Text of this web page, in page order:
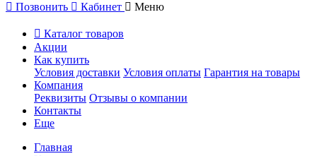
Позвонить
Кабинет Меню
Каталог товаров
Акции
Как купить
Условия доставки Условия оплаты Гарантия на товары
Компания
Реквизиты Отзывы о компании
Контакты
Еще
Главная